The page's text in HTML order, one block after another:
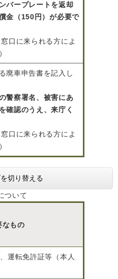
バープレートを返却
金（150円）が必要で
口に来られる方によ
廃車申告書を記入し
警察署名、被害にあ
確認のうえ、来庁く
口に来られる方によ
切り替える
ついて
なもの
運転免許証等（本人